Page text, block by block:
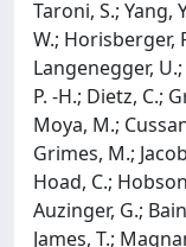
Taroni, S.; Yang,
W.; Horisberger,
Langenegger,
P. -H.; Dietz, C.;
Moya, M.;
Grimes, M.;
Hoad, C.;
Auzinger, G.;
James, T.;